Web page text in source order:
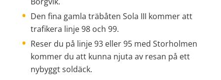
Den fina gamla träbåten Sola III kommer att
trafikera linje 98 och 99.
Reser du på linje 93 eller 95 med Storholmen
kommer du att kunna njuta av resan på ett
nybyggt soldäck.